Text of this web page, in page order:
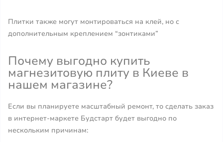
Плитки также могут монтироваться на клей, но с
дополнительным креплением “зонтиками”
Почему выгодно купить
магнезитовую плиту в Киеве в
нашем магазине?
Если вы планируете масштабный ремонт, то сделать заказ
в интернет-маркете Будстарт будет выгодно по
нескольким причинам: